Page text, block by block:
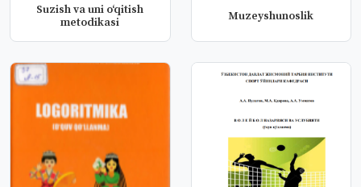
Suzish va uni o‘qitish
metodikasi
Muzeyshunoslik